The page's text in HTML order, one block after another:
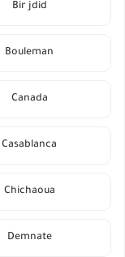
Bir jdid
Bouleman
Canada
Casablanca
Chichaoua
Demnate